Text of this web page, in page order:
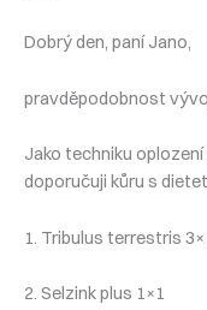
Dobrý den, paní Jano,
pravděpodobnost
Jako techniku oplození
doporučuji kůru s
1. Tribulus terrestris
2. Selzink plus 1×1